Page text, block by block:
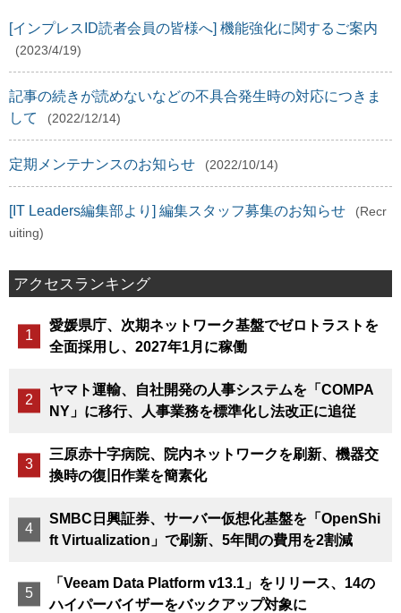
[インプレスID読者会員の皆様へ] 機能強化に関するご案内
(2023/4/19)
記事の続きが読めないなどの不具合発生時の対応につきま
して
(2022/12/14)
定期メンテナンスのお知らせ (2022/10/14)
[IT Leaders編集部より] 編集スタッフ募集のお知らせ
(Recr
uiting)
アクセスランキング
愛媛県庁、次期ネットワーク基盤でゼロトラストを
全面採用し、2027年1月に稼働
ヤマト運輸、自社開発の人事システムを「COMPA
NY」に移行、人事業務を標準化し法改正に追従
三原赤十字病院、院内ネットワークを刷新、機器交
換時の復旧作業を簡素化
SMBC日興証券、サーバー仮想化基盤を「OpenShi
ft Virtualization」で刷新、5年間の費用を2割減
「Veeam Data Platform v13.1」をリリース、14の
ハイパーバイザーをバックアップ対象に